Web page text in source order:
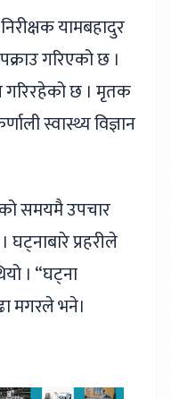
यामबहादुर
गरिएको छ ।
गरिरहेको छ । मृतक
स्वास्थ्य विज्ञान
समयमै उपचार
प्रहरीले
। “घट्ना
मगरले भने।